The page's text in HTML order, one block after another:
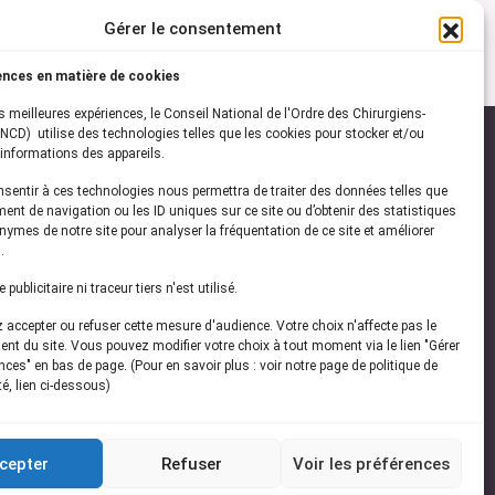
Gérer le consentement
en matière de cookies
meilleures expériences, le Conseil National de l'Ordre des Chirurgiens-
utilise des technologies telles que les cookies pour stocker et/ou
des appareils.
à ces technologies nous permettra de traiter des données telles que
de navigation ou les ID uniques sur ce site ou d’obtenir des statistiques
de notre site pour analyser la fréquentation de ce site et améliorer
publicitaire ni traceur tiers n'est utilisé.
accepter ou refuser cette mesure d'audience. Votre choix n'affecte pas le
du site. Vous pouvez modifier votre choix à tout moment via le lien "Gérer
en bas de page. (Pour en savoir plus : voir notre page de politique de
lien ci-dessous)
Refuser Voir les préférences
vous à notrenewsletter
les dernières actualités de l'ONCD